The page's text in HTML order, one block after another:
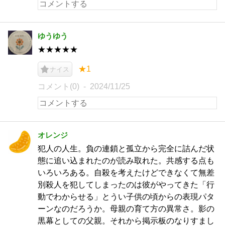
ゆうゆう
★★★★★
ナイス ★1
コメント(0) 2024/11/25
オレンジ
犯人の人生。負の連鎖と孤立から完全に詰んだ状
態に追い込まれたのが読み取れた。共感する点も
いろいろある。自殺を考えたけどできなくて無差
別殺人を犯してしまったのは彼がやってきた「行
動でわからせる」とうい子供の頃からの表現パタ
ーンなのだろうか。母親の育て方の異常さ。影の
黒幕としての父親。それから掲示板のなりすまし